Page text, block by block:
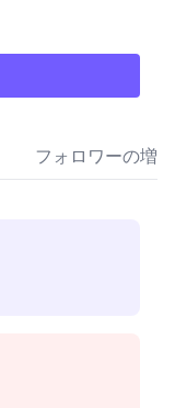
フォロワーの増加